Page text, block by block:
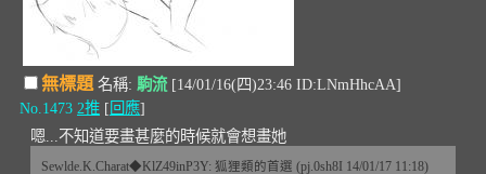
無標題 名稱: 駒流 [14/01/16(四)23:46 ID:LNmHhcAA]
No.1473 2推 [ 回應]
嗯...不知道要畫甚麼的時候就會想畫她
Sewlde.K.Charat◆KlZ49inP3Y: 狐狸類的首選 (pj.0sh8I 14/01/17 11:18)